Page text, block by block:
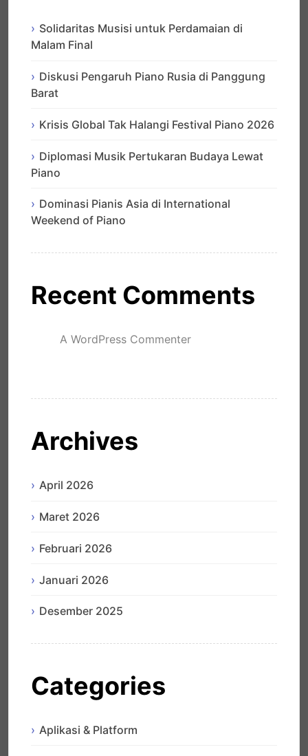
Solidaritas Musisi untuk Perdamaian di
Malam Final
Diskusi Pengaruh Piano Rusia di Panggung
Barat
Krisis Global Tak Halangi Festival Piano 2026
Diplomasi Musik Pertukaran Budaya Lewat
Piano
Dominasi Pianis Asia di International
Weekend of Piano
Recent Comments
A WordPress Commenter
Archives
April 2026
Maret 2026
Februari 2026
Januari 2026
Desember 2025
Categories
Aplikasi & Platform